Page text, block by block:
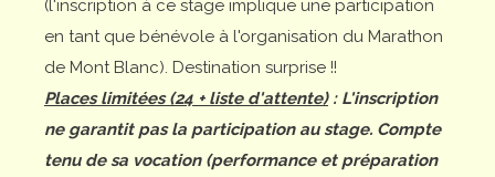
(l'inscription à ce stage implique une participation
en tant que bénévole à l'organisation du Marathon
de Mont Blanc). Destination surprise !!
Places limitées (24 + liste d'attente): L'inscription
ne garantit pas la participation au stage. Compte
tenu de sa vocation (performance et préparation